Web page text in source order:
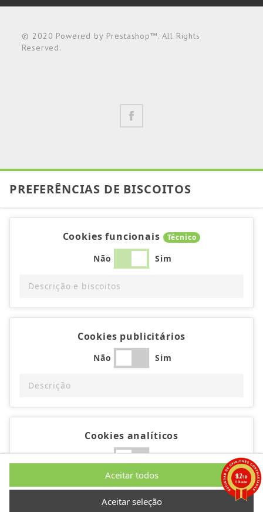
© 2020 Powered by Prestashop™. All Rights
Reserved.
PREFERÊNCIAS DE BISCOITOS
Cookies funcionais Técnico
Não Sim
Descrição e biscoitos
Cookies publicitários
Não Sim
Descrição
Cookies analíticos
Não Sim
Descrição
Aceitar seleção
Aceitar todos 9.7/10
1194 notas